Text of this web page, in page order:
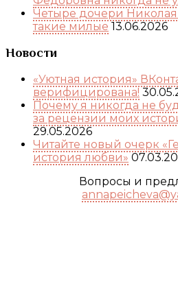
Четыре дочери
такие милые 13.06.2026
Новости
«Уютная история»
верифицирована!
Почему я никогда не
за рецензии моих
29.05.2026
Читайте новый очерк
история любви»
Вопросы и